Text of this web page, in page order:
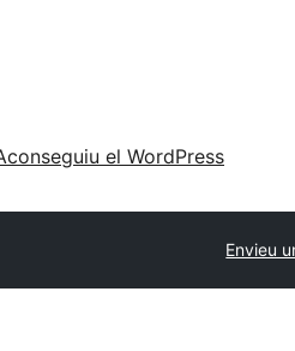
el WordPress
Envieu